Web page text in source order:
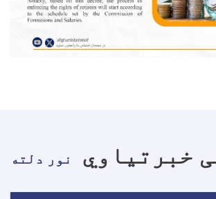
خبرتیاوي نور دلته